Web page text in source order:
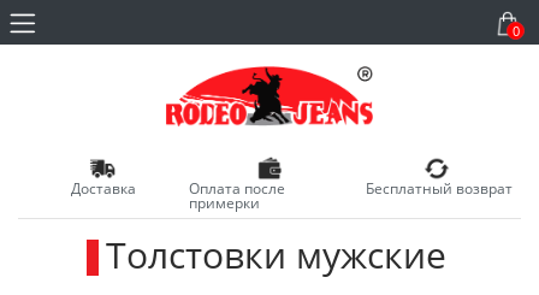
0
Доставка Оплата после
примерки
Бесплатный возврат
Толстовки мужские